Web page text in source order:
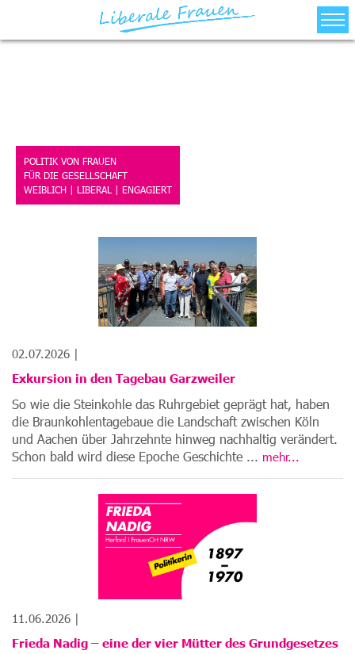
Landesvorstand
Kontakt
POLITIK VON FRAUEN
FÜR DIE GESELLSCHAFT
WEIBLICH | LIBERAL | ENGAGIERT
02.07.2026 |
Exkursion in den Tagebau Garzweiler
So wie die Steinkohle das Ruhrgebiet geprägt hat, haben
die Braunkohlentagebaue die Landschaft zwischen Köln
und Aachen über Jahrzehnte hinweg nachhaltig verändert.
Schon bald wird diese Epoche Geschichte ... mehr...
11.06.2026 |
Frieda Nadig – eine der vier Mütter des Grundgesetzes